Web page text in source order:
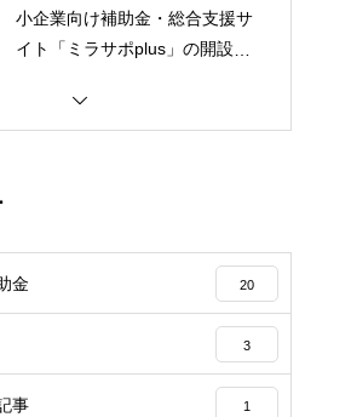
小企業向け補助金・総合支援サ
イト「ミラサポplus」の開設に
金 20
3
事 1